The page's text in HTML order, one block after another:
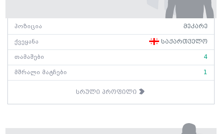
პოზიცია მეკარე
ქვეყანა საქართველო
თამაშები 4
მშრალი მატჩები 1
სრული პროფილი